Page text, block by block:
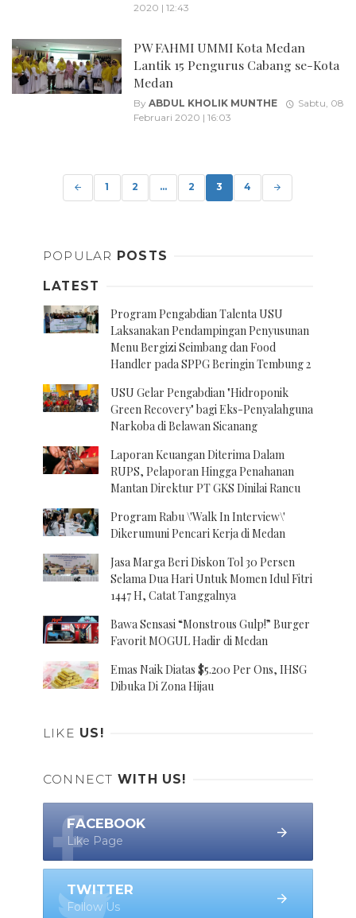
2020 | 12:43
PW FAHMI UMMI Kota Medan
Lantik 15 Pengurus Cabang se-Kota
Medan
By ABDUL KHOLIK MUNTHE
Sabtu, 08
Februari 2020 | 16:03
navigation
1 2 ... 2 3 4
POPULAR POSTS
LATEST
Program Pengabdian Talenta USU
Laksanakan Pendampingan Penyusunan
Menu Bergizi Seimbang dan Food
Handler pada SPPG Beringin Tembung 2
USU Gelar Pengabdian "Hidroponik
Green Recovery" bagi Eks-Penyalahguna
Narkoba di Belawan Sicanang
Laporan Keuangan Diterima Dalam
RUPS, Pelaporan Hingga Penahanan
Mantan Direktur PT GKS Dinilai Rancu
Program Rabu \'Walk In Interview\'
Dikerumuni Pencari Kerja di Medan
Jasa Marga Beri Diskon Tol 30 Persen
Selama Dua Hari Untuk Momen Idul Fitri
1447 H, Catat Tanggalnya
Bawa Sensasi “Monstrous Gulp!” Burger
Favorit MOGUL Hadir di Medan
Emas Naik Diatas $5.200 Per Ons, IHSG
Dibuka Di Zona Hijau
LIKE US!
CONNECT WITH US!
FACEBOOK
Like Page
TWITTER
Follow Us